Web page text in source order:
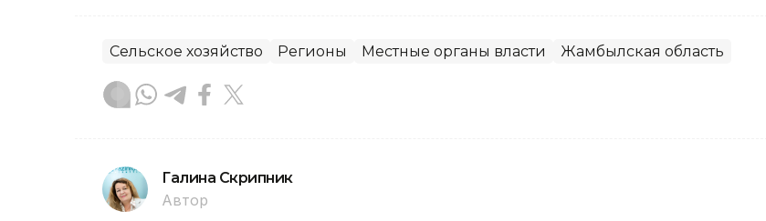
Сельское хозяйство Регионы Местные органы власти Жамбылская область
Галина Скрипник
Автор